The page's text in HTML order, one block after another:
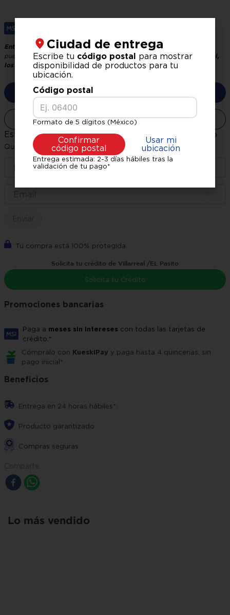
Entrega GRATIS, recíbelo en 24 horas hábiles El tiempo de entrega
puede variar según tu ubicación y logística.
Verifica tu código postal,
los precios pueden variar según la zona.
No disponible
No disponible
Este producto no está disponible en este momento
Quiero que me avisen cuando esté disponible
Tu compra está 100% protegida
Solicita tu crédito de Villarreal /EL Pasito
Solicita tu Crédito
Promociones bancarias
Paga a meses sin intereses con todas las tarjetas de
crédito.*
Cómpralo con KueskiPay y paga hasta 4 quincenas, sin
pago inicial*
Beneficios
Entrega en 24 horas hábiles*.
Producto garantizado
Compras seguras
Lo más vendido
Ciudad de entrega
Escribe tu código postal
para mostrar
disponibilidad de productos para tu
ubicación.
Código postal
Formato de 5 dígitos (México)
Confirmar
código postal
Usar mi
ubicación
Entrega estimada: 2-3 días hábiles tras la
validación de tu pago*